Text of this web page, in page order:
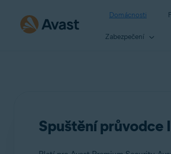
Domácnosti
Zabezpečení
Spuštění průvodce